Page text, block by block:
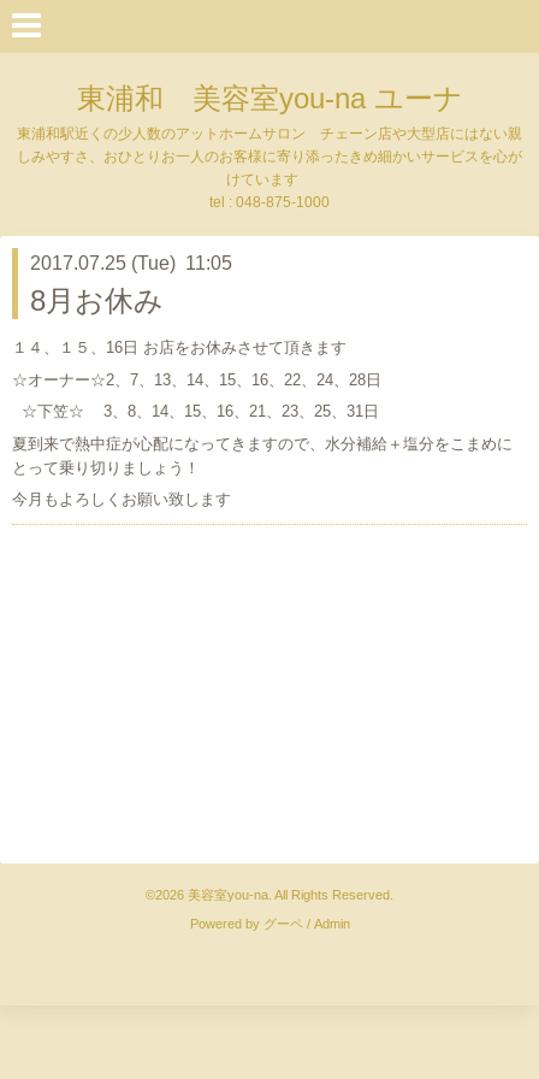
東浦和 美容室you-na ユーナ
東浦和駅近くの少人数のアットホームサロン チェーン店や大型店にはない親
しみやすさ、おひとりお一人のお客様に寄り添ったきめ細かいサービスを心が
けています
tel : 048-875-1000
2017.07.25 (Tue) 11:05
8月お休み
１４、１５、16日 お店をお休みさせて頂きます
☆オーナー☆2、7、13、14、15、16、22、24、28日
☆下笠☆ 3、8、14、15、16、21、23、25、31日
夏到来で熱中症が心配になってきますので、水分補給＋塩分をこまめに
とって乗り切りましょう！
今月もよろしくお願い致します
©2026 美容室you-na . All Rights Reserved.
Powered by グーペ/ Admin